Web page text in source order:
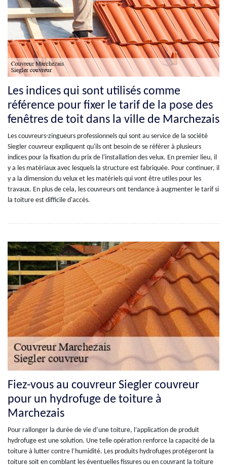
Les indices qui sont utilisés comme
référence pour fixer le tarif de la pose des
fenêtres de toit dans la ville de Marchezais
Les couvreurs-zingueurs professionnels qui sont au service de la société
Siegler couvreur expliquent qu'ils ont besoin de se référer à plusieurs
indices pour la fixation du prix de l'installation des velux. En premier lieu, il
y a les matériaux avec lesquels la structure est fabriquée. Pour continuer, il
y a la dimension du velux et les matériels qui vont être utiles pour les
travaux. En plus de cela, les couvreurs ont tendance à augmenter le tarif si
la toiture est difficile d'accès.
Fiez-vous au couvreur Siegler couvreur
pour un hydrofuge de toiture à
Marchezais
Pour rallonger la durée de vie d’une toiture, l’application de produit
hydrofuge est une solution. Une telle opération renforce la capacité de la
toiture à lutter contre l’humidité. Les produits hydrofuges protégeront la
toiture soit en comblant les éventuelles fissures ou en couvrant la toiture